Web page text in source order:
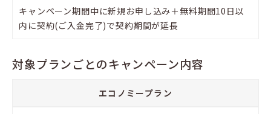
キャンペーン期間中に新規お申し込み＋無料期間10日以
内に契約(ご入金完了)で契約期間が延長
対象プランごとのキャンペーン内容
エコノミープラン